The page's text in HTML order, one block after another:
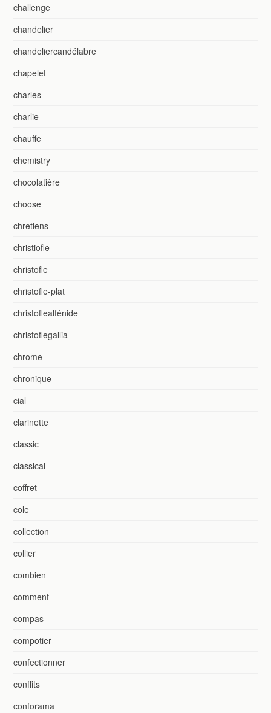
challenge
chandelier
chandeliercandélabre
chapelet
charles
charlie
chauffe
chemistry
chocolatière
choose
chretiens
christiofle
christofle
christofle-plat
christoflealfénide
christoflegallia
chrome
chronique
cial
clarinette
classic
classical
coffret
cole
collection
collier
combien
comment
compas
compotier
confectionner
conflits
conforama